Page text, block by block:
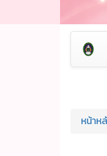
หน้าห